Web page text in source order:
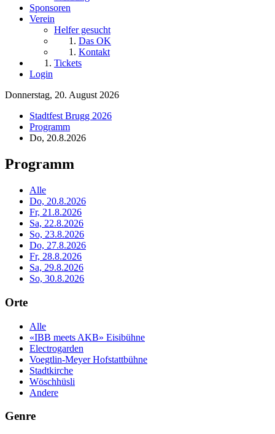
Sponsoren
Verein
Helfer gesucht
Das OK
Kontakt
Tickets
Login
Donnerstag, 20. August 2026
Stadtfest Brugg 2026
Programm
Do, 20.8.2026
Programm
Alle
Do, 20.8.2026
Fr, 21.8.2026
Sa, 22.8.2026
So, 23.8.2026
Do, 27.8.2026
Fr, 28.8.2026
Sa, 29.8.2026
So, 30.8.2026
Orte
Alle
«IBB meets AKB» Eisibühne
Electrogarden
Voegtlin-Meyer Hofstattbühne
Stadtkirche
Wöschhüsli
Andere
Genre